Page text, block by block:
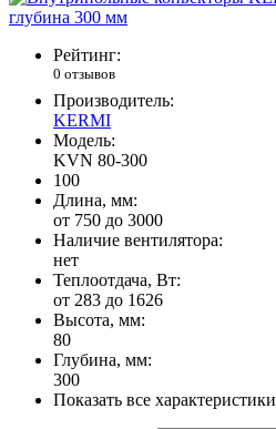
Рейтинг:
0 отзывов
Производитель:
KERMI
Модель:
KVN 80-300
100
Длина, мм:
от 750 до 3000
Наличие вентилятора:
нет
Теплоотдача, Вт:
от 283 до 1626
Высота, мм:
80
Глубина, мм:
300
Показать все характеристики